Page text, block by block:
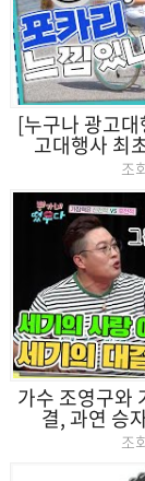
[누구나 광고
고대행사 최
조
가수 조영구와
결, 과연 승
조